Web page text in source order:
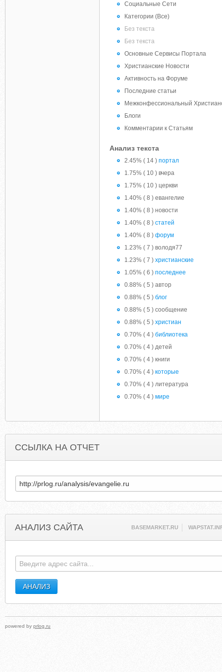
Социальные Сети
Категории (Все)
Без текста
Без текста
Основные Сервисы Портала
Христианские Новости
Активность на Форуме
Последние статьи
Межконфессиональный
Блоги
Комментарии к Статьям
Анализ текста
2.45% ( 14 ) портал
1.75% ( 10 ) вчера
1.75% ( 10 ) церкви
1.40% ( 8 ) евангелие
1.40% ( 8 ) новости
1.40% ( 8 ) статей
1.40% ( 8 ) форум
1.23% ( 7 ) володя77
1.23% ( 7 ) христианские
1.05% ( 6 ) последнее
0.88% ( 5 ) автор
0.88% ( 5 ) блог
0.88% ( 5 ) сообщение
0.88% ( 5 ) христиан
0.70% ( 4 ) библиотека
0.70% ( 4 ) детей
0.70% ( 4 ) книги
0.70% ( 4 ) которые
0.70% ( 4 ) литература
0.70% ( 4 ) мире
ССЫЛКА НА ОТЧЕТ
АНАЛИЗ САЙТА BASEMARKET.RU
powered by prlog.ru